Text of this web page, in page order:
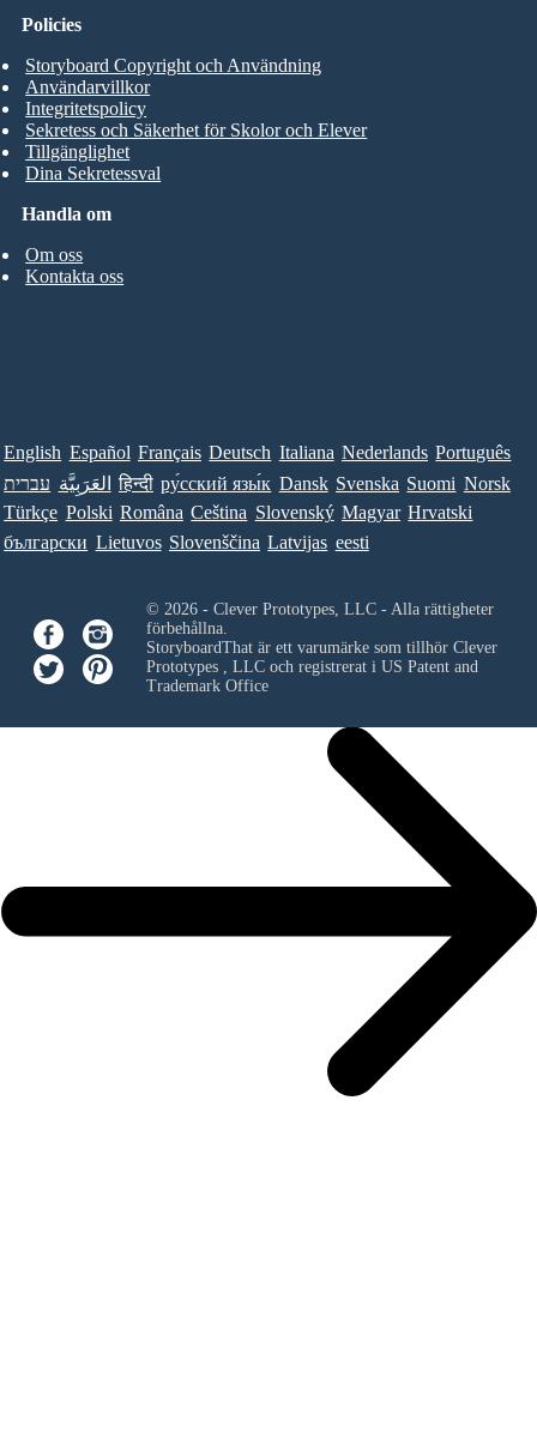
Handla om
Om oss
Kontakta oss
Policies
Storyboard Copyright och Användning
Användarvillkor
Integritetspolicy
Sekretess och Säkerhet för Skolor och Elever
Tillgänglighet
Dina Sekretessval
English Español Français Deutsch Italiana Nederlands Português
עברית العَرَبِيَّة हिन्दी ру́сский язы́к Dansk Svenska Suomi Norsk
Türkçe Polski Româna Ceština Slovenský Magyar Hrvatski
български Lietuvos Slovenščina Latvijas eesti
© 2026 - Clever Prototypes, LLC - Alla rättigheter
förbehållna.
StoryboardThat är ett varumärke som tillhör Clever
Prototypes , LLCoch registrerat i US Patent and
Trademark Office